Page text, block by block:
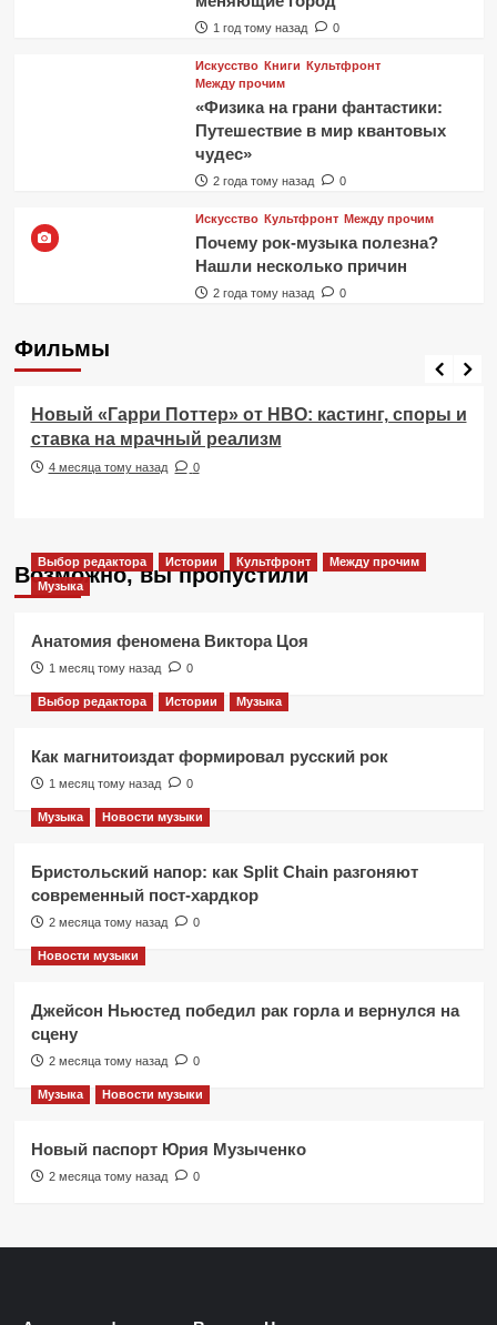
1 год тому назад 0
Искусство Книги Культфронт
Между прочим
«Физика на грани фантастики:
Путешествие в мир квантовых
чудес»
2 года тому назад 0
Искусство Культфронт Между прочим
Почему рок-музыка полезна?
Нашли несколько причин
2 года тому назад 0
Фильмы
Фильмы
Новый «Гарри Поттер» от HBO: кастинг, споры и
ставка на мрачный реализм
4 месяца тому назад 0
Возможно, вы пропустили
Выбор редактора Истории Культфронт
Между прочим
Музыка
Анатомия феномена Виктора Цоя
1 месяц тому назад 0
Выбор редактора Истории Музыка
Как магнитоиздат формировал русский рок
1 месяц тому назад 0
Музыка Новости музыки
Бристольский напор: как Split Chain разгоняют
современный пост-хардкор
2 месяца тому назад 0
Новости музыки
Джейсон Ньюстед победил рак горла и вернулся на
сцену
2 месяца тому назад 0
Музыка Новости музыки
Новый паспорт Юрия Музыченко
2 месяца тому назад 0